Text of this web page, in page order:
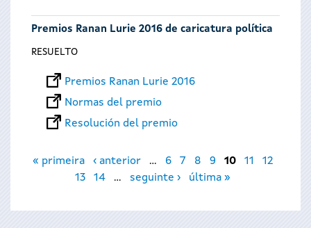
Premios Ranan Lurie 2016 de caricatura política
RESUELTO
Premios Ranan Lurie 2016
Normas del premio
Resolución del premio
Páginas
« primeira ‹ anterior … 6 7 8 9 10 11
12
13
14 … seguinte › última »